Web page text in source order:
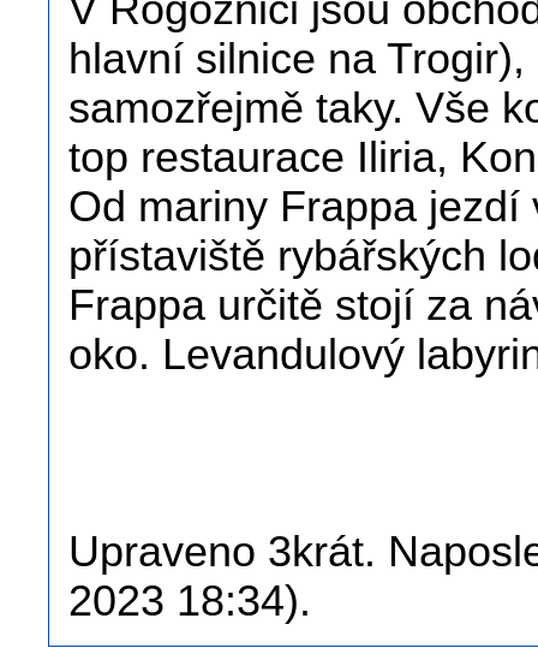
V Rogoznici jsou
hlavní silnice na
samozřejmě taky. Vše
top restaurace Iliria,
Od mariny Frappa
přístaviště rybářských
Frappa určitě stojí za
oko. Levandulový
Upraveno 3krát.
2023 18:34).